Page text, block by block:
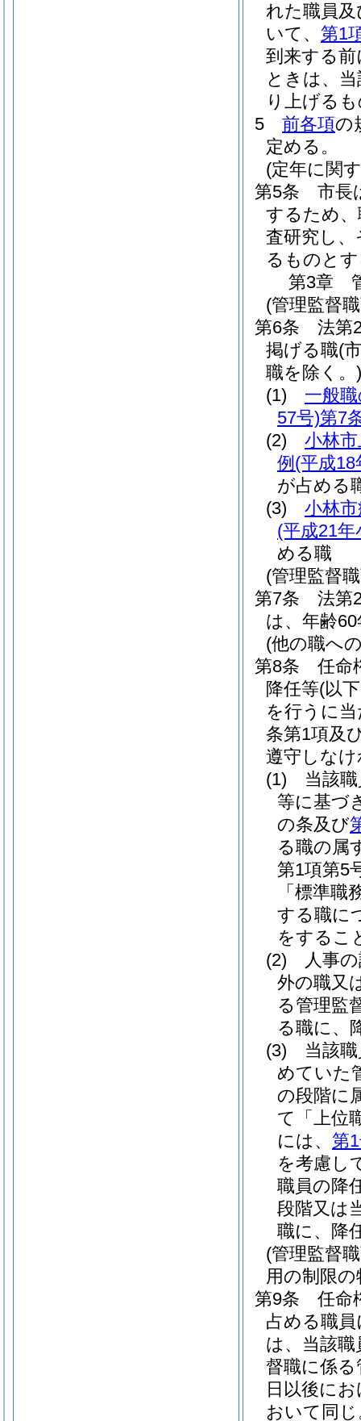
れた職員及
いて、 第1
到来する前
ときは、
り上げる
5
前各項の
定める。
(定年に関
第5条
市長
するため
査研究し
るものと
第3章
(管理監督
第6条
法第
掲げる職(
職を除く。)
(1)
一般
57号)第7
(2)
小林
例 (平成18
が占める
(3)
小林
(平成21
める職
(管理監督
第7条
法第
は、年齢
(他の職へ
第8条
任命
降任等(以
を行うに
条第1項及
遵守しな
(1)
当該
等に基づ
の条及び
る職の属
第1項第5
「標準職
する職に
をするこ
(2)
人事
外の職又
る管理監
る職に、
(3)
当該
めていた
の段階に
て「上位
には、 第
を考慮し
職員の降
段階又は
職に、降
(管理監督
用の制限の
第9条
任命
占める職
は、当該
督職に係
日以後に
おいて同じ